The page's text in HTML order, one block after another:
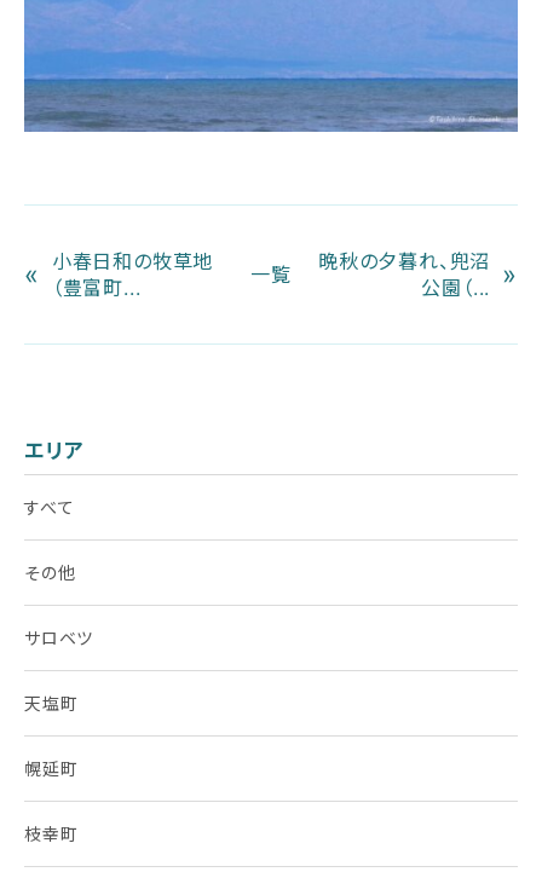
«
小春日和の牧草地
（豊富町...
一覧
晩秋の夕暮れ、兜沼
公園（...
»
エリア
すべて
その他
サロベツ
天塩町
幌延町
枝幸町